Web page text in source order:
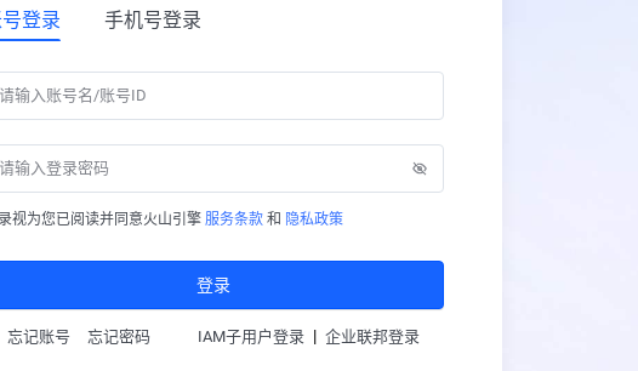
登录 手机号登录
视为您已阅读并同意火山引擎 服务条款 和 隐私政策
登录
忘记账号 忘记密码 IAM子用户登录 | 企业联邦登录